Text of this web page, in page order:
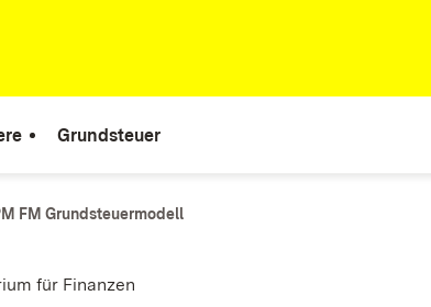
Grundsteuer
FM Grundsteuermodell
für Finanzen